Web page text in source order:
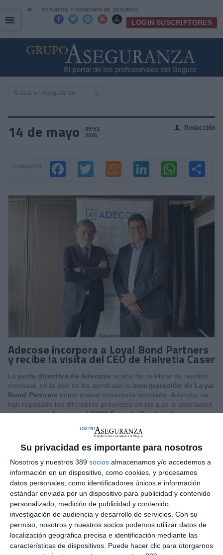
Su privacidad es importante para nosotros
Nosotros y nuestros 389 socios almacenamos y/o accedemos a
información en un dispositivo, como cookies, y procesamos
datos personales, como identificadores únicos e información
estándar enviada por un dispositivo para publicidad y contenido
personalizado, medición de publicidad y contenido,
investigación de audiencia y desarrollo de servicios. Con su
permiso, nosotros y nuestros socios podemos utilizar datos de
localización geográfica precisa e identificación mediante las
características de dispositivos. Puede hacer clic para otorgarnos
⌂ ESTUDIOS Y RANKINGS DE SEGUROS
     LOGIN SUSCRIPTORES
☰
☰
14 de mayo
09:51
2026
👤 Redacción
Adecose incorpora a Loyal Bond Partners
y recibe la visita del CEO de Helvetia Caser
La junta directiva de Adecose acaba de celebrar su reunión
mensual, en la que se ha aprobado la incorporación de Loyal
Bond Partners como nueva correduría asociada. Además, se
han repasado los diferentes proyectos en los que la asociación
está trabajando, como elXXXII Foro de Gestión de
lugar el próximo 10 de junio en el Complejo U Zalacaín La
Finca y que reunirán a unas 500 personas, entre las que se
encontrarán representantes de las instituciones más
destacadas del sector, así como directivos de aseguradoras y
de las corredurías asociadas.
También, la junta directiva ha abordado la evaluación por parte
del patronato de la Fundación Adecose de lascandidaturas
que optan al Premio Solidario,unos galardones que
reconocen la labor de organizaciones o personas que destacan
por su aportación a la sociedad.
Además, la junta directiva ha debatido acerca de la adaptación
ley por la que se regulan los servicios de atención a